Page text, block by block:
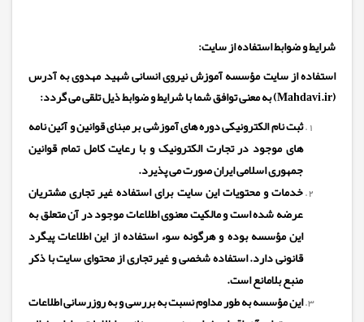
شرایط و ضوابط استفاده از سایت:
استفاده ازسایت مؤسسه آموزش نیروی انسانی شهید مهدویبه آدرس
(Mahdavi.ir)
به معنی توافق شما با شرایط و ضوابط ذیل تلقی می گردد:
ثبت نام الکترونیکی دوره های آموزشی بر مبنای قوانین و آئین نامه
های موجود در تجارت الکترونیک و با رعایت کامل تمام قوانین
جمهوری اسلامی ایران صورت می پذیرد.
خدمات و محتویات این سایت برای استفاده غیر تجاری مشتریان
عرضه شده است و مالکیت معنوی اطلاعات موجود در آن متعلق به
این مؤسسه بوده و هرگونه سوء استفاده از این اطلاعات پیگرد
قانونی دارد. استفاده شخصی و غیر تجاری از محتوای سایت با ذکر
منبع بلامانع است.
این مؤسسه به طور مداوم نسبت به بررسی و به روزرسانی اطلاعات